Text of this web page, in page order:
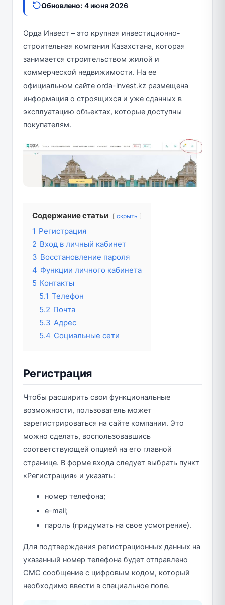
Обновлено: 4 июня 2026
Орда Инвест – это крупная инвестиционно-
строительная компания Казахстана, которая
занимается строительством жилой и
коммерческой недвижимости. На ее
официальном сайте orda-invest.kz размещена
информация о строящихся и уже сданных в
эксплуатацию объектах, которые доступны
покупателям.
Содержание статьи скрыть
1 Регистрация
2 Вход в личный кабинет
3 Восстановление пароля
4 Функции личного кабинета
5 Контакты
5.1 Телефон
5.2 Почта
5.3 Адрес
5.4 Социальные сети
Регистрация
Чтобы расширить свои функциональные
возможности, пользователь может
зарегистрироваться на сайте компании. Это
можно сделать, воспользовавшись
соответствующей опцией на его главной
странице. В форме входа следует выбрать пункт
«Регистрация» и указать:
номер телефона;
e-mail;
пароль (придумать на свое усмотрение).
Для подтверждения регистрационных данных на
указанный номер телефона будет отправлено
СМС сообщение с цифровым кодом, который
необходимо ввести в специальное поле.